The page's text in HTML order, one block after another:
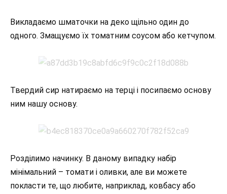
Викладаємо шматочки на деко щільно один до
одного. Змащуємо їх томатним соусом або кетчупом.
Твердий сир натираємо на терці і посипаємо основу
ним нашу основу.
Розділимо начинку. В даному випадку набір
мінімальний – томати і оливки, але ви можете
покласти те, що любите, наприклад, ковбасу або